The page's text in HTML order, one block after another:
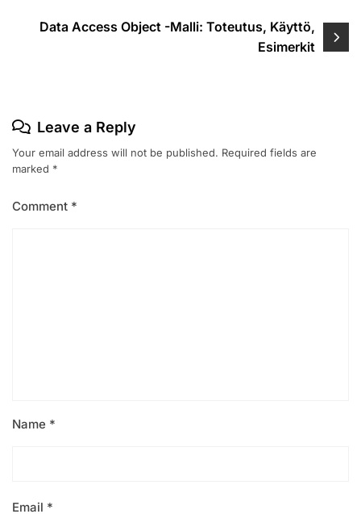
PostData Access Object -Malli: Toteutus, Käyttö,
Esimerkit
Leave a Reply
Your email address will not be published. Required fields are
marked *
Comment *
Name *
Email *